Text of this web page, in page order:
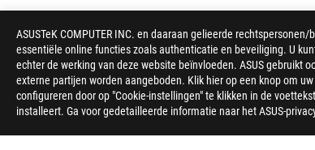
ASUSTeK COMPUTER INC. en daaraan gelieerde
essentiële online functies zoals authenticatie en beveiliging. U
echter de werking van deze website beïnvloeden. ASUS gebruikt
externe partijen worden aangeboden. Klik hier op een knop om
configureren door op "Cookie-instellingen" te klikken in de
installeert. Ga voor gedetailleerde informatie naar het ASUS-
ASUS
voettekst
> GAMING MOEDERBORDEN >